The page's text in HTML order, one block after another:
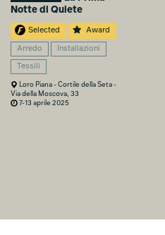
Notte di Quiete
Selected Award
Arredo Installazioni
Tessili
Loro Piana - Cortile della Seta -
Via della Moscova, 33
7-13 aprile 2025